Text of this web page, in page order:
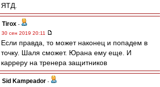
ЯТД.
Tirox -
30 сен 2019 20:11
Если правда, то может наконец и попадем в
точку. Шаля сможет. Юрана ему еще. И
карреру на тренера защитников
Sid Kampeador -